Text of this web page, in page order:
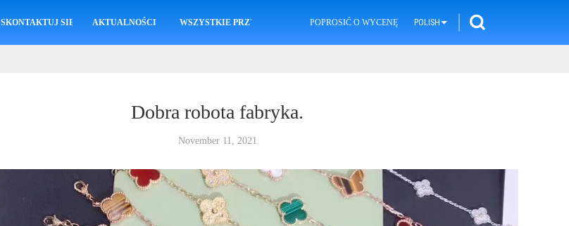
SKONTAKTUJ SIĘ Z NAMIAKTUALNOŚCI WSZYSTKIE PRZYPADKI POPROSIĆ O WYCENĘ POLISH
Dobra robota fabryka.
November 11, 2021